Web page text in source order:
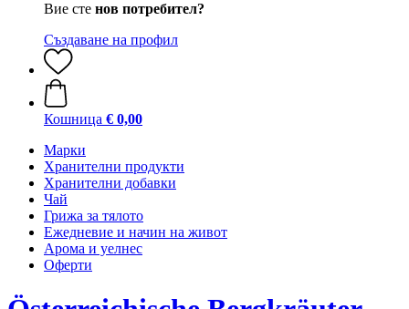
Вие сте нов потребител?
Създаване на профил
Кошница € 0,00
Марки
Хранителни продукти
Хранителни добавки
Чай
Грижа за тялото
Ежедневие и начин на живот
Арома и уелнес
Оферти